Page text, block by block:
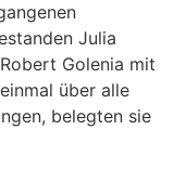
Julia
Golenia mit
über alle
belegten sie